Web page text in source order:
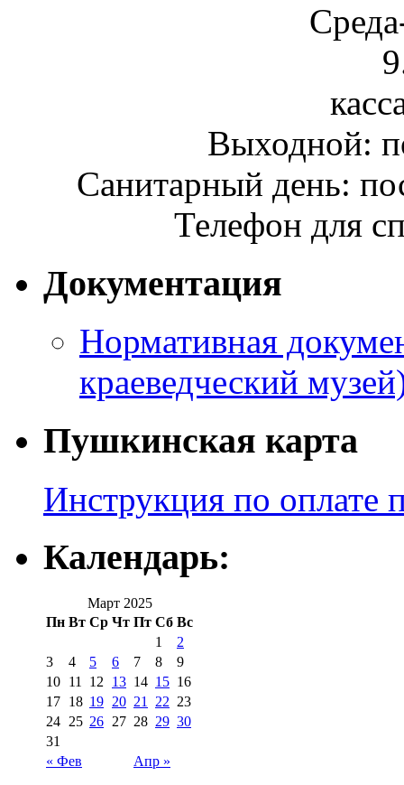
Выходной:
Санитарный день:
Телефон для
Документация
Нормативная
краеведческий
Пушкинская карта
Инструкция по оплате
Календарь:
Март 2025
Пн Вт Ср Чт Пт Сб Вс
« Фев Апр »
1
2
3
4 5 6 7 8
9
10 11 12 13 14 15 16
17 18 19 20 21 22 23
24 25 26 27 28 29 30
31